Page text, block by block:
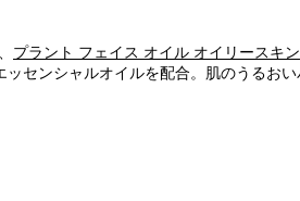
プラント フェイス オイル オイリースキン
ッセンシャルオイルを配合。肌のうるお